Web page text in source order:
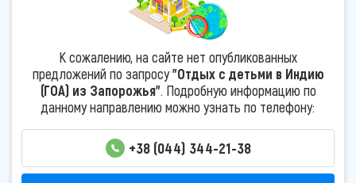
К сожалению, на сайте нет опубликованных
предложений по запросу"Отдых с детьми в Индию
(ГОА) из Запорожья". Подробную информацию по
данному направлению можно узнать по телефону:
+38 (044) 344-21-38